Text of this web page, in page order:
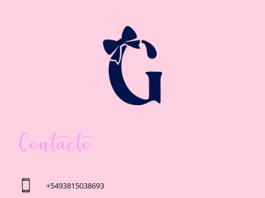
Contacto
 +5493815038693